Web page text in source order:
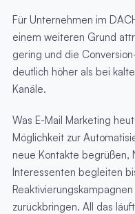
Für Unternehmen im
einem weiteren Grund
gering und die
deutlich höher als bei
Kanäle.
Was E-Mail Marketing
Möglichkeit zur
neue Kontakte begrüßen,
Interessenten begleiten
zurückbringen. All das